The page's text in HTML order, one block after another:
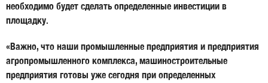
необходимо будет сделать определенные инвестиции в
площадку.
«Важно, что наши промышленные предприятия и предприятия
агропромышленного комплекса, машиностроительные
предприятия готовы уже сегодня при определенных